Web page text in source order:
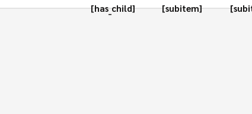
[has_child]
[subitem]